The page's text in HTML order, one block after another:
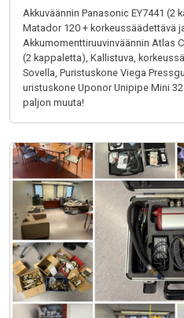
Akkuväännin Panasonic EY7441 (2
Matador 120 + korkeussäädettävä
Akkumomenttiruuvinväännin Atlas
(2 kappaletta), Kallistuva,
Sovella, Puristuskone Viega
uristuskone Uponor Unipipe Mini 32
paljon muuta!